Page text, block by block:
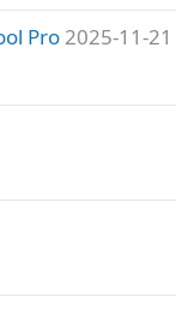
Pro 2025-11-21